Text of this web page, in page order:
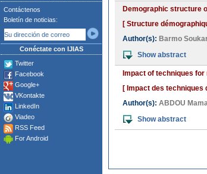
Contáctenos
Boletín de noticias:
Conéctate con IJIAS
Twitter
Facebook
Google+
VKontakte
LinkedIn
Viadeo
RSS Feed
For Android
Demographic structure
[ Structure
Author(s): Barmo
Show abstract
Impact of techniques
[ Impact des techniques
Author(s): ABDOU
Show abstract